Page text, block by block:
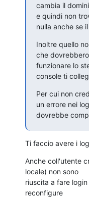
cambia il
e quindi non
nulla anche se
Inoltre quello
che dovrebbero
funzionare lo
console ti
Per cui non
un errore nei log
dovrebbe
Ti faccio avere i
Anche coll'utente
locale) non sono
riuscita a fare
reconfigure